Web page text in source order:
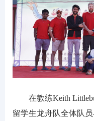
在教练Keith
留学生龙舟队全体队